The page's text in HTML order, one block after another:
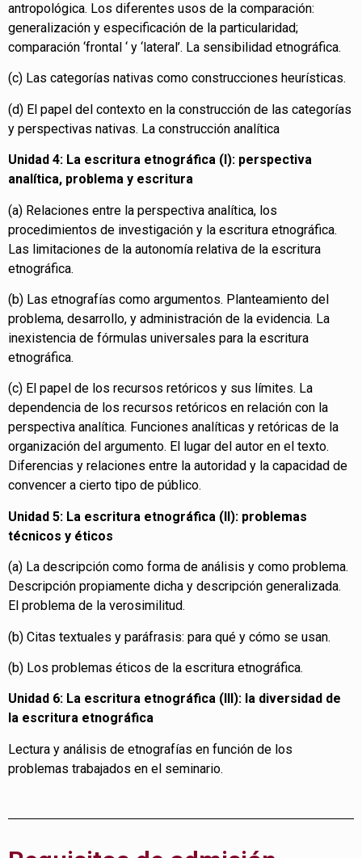
antropológica. Los diferentes usos de la comparación:
generalización y especificación de la particularidad;
comparación ‘frontal ‘ y ‘lateral’. La sensibilidad etnográfica.
(c) Las categorías nativas como construcciones heurísticas.
(d) El papel del contexto en la construcción de las categorías
y perspectivas nativas. La construcción analítica
Unidad 4: La escritura etnográfica (I): perspectiva
analítica, problema y escritura
(a) Relaciones entre la perspectiva analítica, los
procedimientos de investigación y la escritura etnográfica.
Las limitaciones de la autonomía relativa de la escritura
etnográfica.
(b) Las etnografías como argumentos. Planteamiento del
problema, desarrollo, y administración de la evidencia. La
inexistencia de fórmulas universales para la escritura
etnográfica.
(c) El papel de los recursos retóricos y sus límites. La
dependencia de los recursos retóricos en relación con la
perspectiva analítica. Funciones analíticas y retóricas de la
organización del argumento. El lugar del autor en el texto.
Diferencias y relaciones entre la autoridad y la capacidad de
convencer a cierto tipo de público.
Unidad 5: La escritura etnográfica (II): problemas
técnicos y éticos
(a) La descripción como forma de análisis y como problema.
Descripción propiamente dicha y descripción generalizada.
El problema de la verosimilitud.
(b) Citas textuales y paráfrasis: para qué y cómo se usan.
(b) Los problemas éticos de la escritura etnográfica.
Unidad 6: La escritura etnográfica (III): la diversidad de
la escritura etnográfica
Lectura y análisis de etnografías en función de los
problemas trabajados en el seminario.